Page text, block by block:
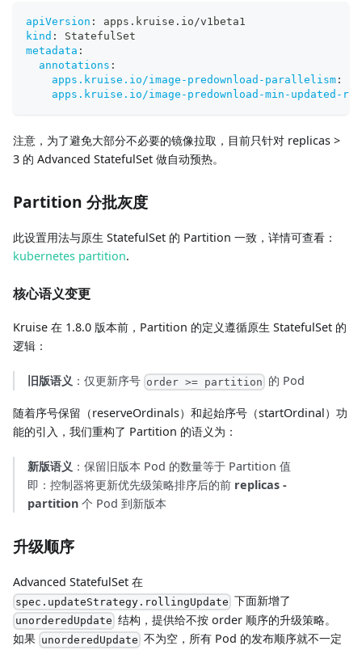
apiVersion :
apps.kruise.io/v1beta1
kind :
StatefulSet
metadata :
annotations :
apps.kruise.io/image-predownload-parallelism :
apps.kruise.io/image-predownload-min-updated-
注意，为了避免大部分不必要的镜像拉取，目前只针对 replicas >
3 的 Advanced StatefulSet 做自动预热。
Partition 分批灰度
此设置用法与原生 StatefulSet 的 Partition 一致，详情可查看：
kubernetes partition.
核心语义变更
Kruise 在 1.8.0 版本前，Partition 的定义遵循原生 StatefulSet 的
逻辑：
旧版语义 ：仅更新序号 order >= partition 的 Pod
随着序号保留（reserveOrdinals）和起始序号（startOrdinal）功
能的引入，我们重构了 Partition 的语义为：
新版语义 ：保留旧版本 Pod 的数量等于 Partition 值
即：控制器将更新优先级策略排序后的前 replicas -
partition 个 Pod 到新版本
升级顺序
Advanced StatefulSet 在
spec.updateStrategy.rollingUpdate 下面新增了
unorderedUpdate 结构，提供给不按 order 顺序的升级策略。
如果 unorderedUpdate 不为空，所有 Pod 的发布顺序就不一定